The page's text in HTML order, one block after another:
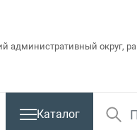
административный округ,
Каталог